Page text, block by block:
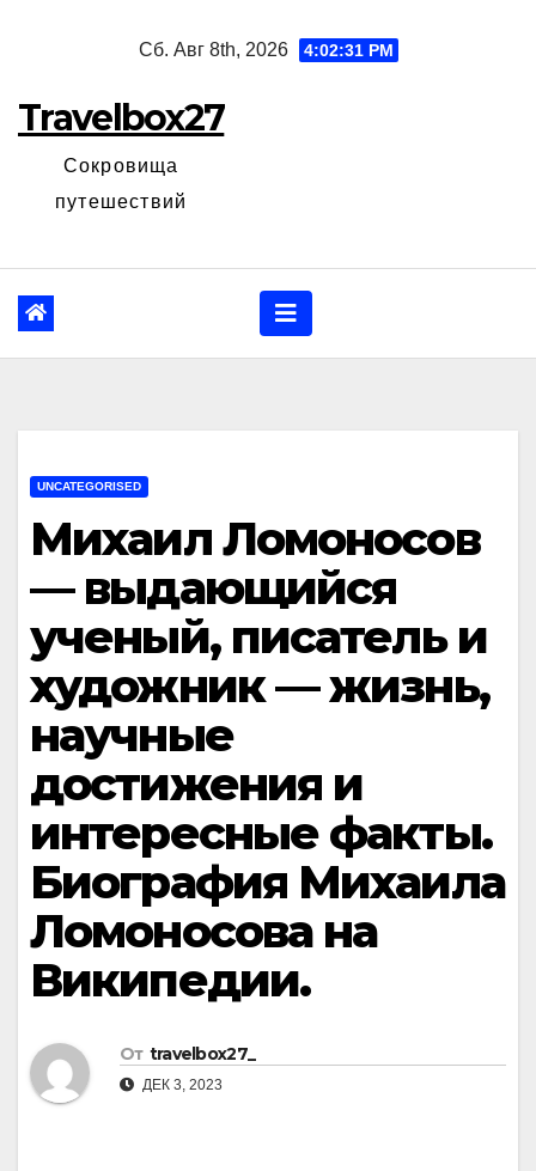
Сб. Авг 8th, 2026 4:02:32 PM
Travelbox27
Сокровища
путешествий
UNCATEGORISED
Михаил Ломоносов
— выдающийся
ученый, писатель и
художник — жизнь,
научные
достижения и
интересные факты.
Биография Михаила
Ломоносова на
Википедии.
От travelbox27_
ДЕК 3, 2023